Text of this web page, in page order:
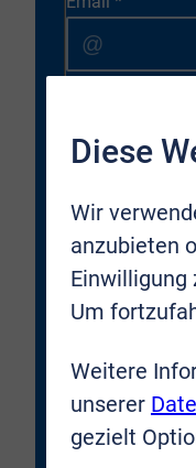
Bonn Rhein-
Zukunft
* Hiermit
habe. Ich
übermittelt
JETZT
Diese
Wir
anzubieten
Einwilligung
Um
Weitere
unserer
gezielt